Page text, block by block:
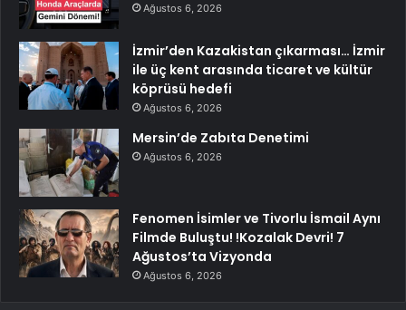
Ağustos 6, 2026
İzmir’den Kazakistan çıkarması… İzmir
ile üç kent arasında ticaret ve kültür
köprüsü hedefi
Ağustos 6, 2026
Mersin’de Zabıta Denetimi
Ağustos 6, 2026
Fenomen İsimler ve Tivorlu İsmail Aynı
Filmde Buluştu! !Kozalak Devri! 7
Ağustos’ta Vizyonda
Ağustos 6, 2026